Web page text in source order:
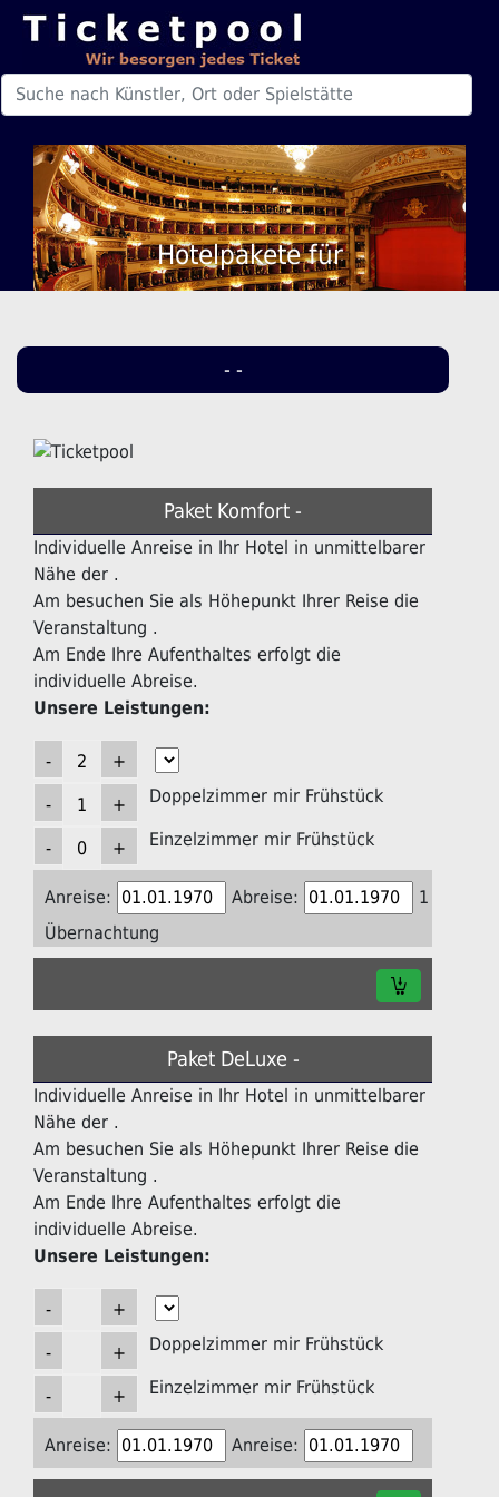
Hotelpakete für
- -
Paket Komfort -
Individuelle Anreise in Ihr Hotel in unmittelbarer
Nähe der .
Am besuchen Sie als Höhepunkt Ihrer Reise die
Veranstaltung .
Am Ende Ihre Aufenthaltes erfolgt die
individuelle Abreise.
Unsere Leistungen:
Doppelzimmer mir Frühstück
Einzelzimmer mir Frühstück
Anreise: Abreise:
1
Übernachtung
Paket DeLuxe -
Individuelle Anreise in Ihr Hotel in unmittelbarer
Nähe der .
Am besuchen Sie als Höhepunkt Ihrer Reise die
Veranstaltung .
Am Ende Ihre Aufenthaltes erfolgt die
individuelle Abreise.
Unsere Leistungen:
Doppelzimmer mir Frühstück
Einzelzimmer mir Frühstück
Anreise: Anreise: